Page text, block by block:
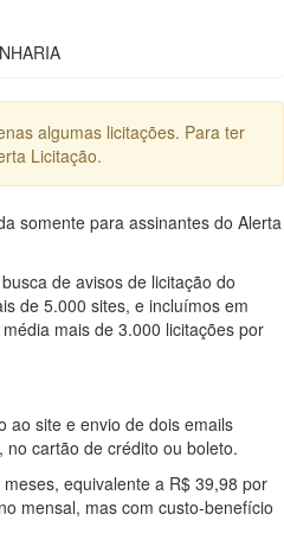
algumas licitações. Para ter
Licitação.
somente para assinantes do Alerta
de avisos de licitação do
de 5.000 sites, e incluímos em
mais de 3.000 licitações por
ao site e envio de dois emails
cartão de crédito ou boleto.
equivalente a R$ 39,98 por
mensal, mas com custo-benefício